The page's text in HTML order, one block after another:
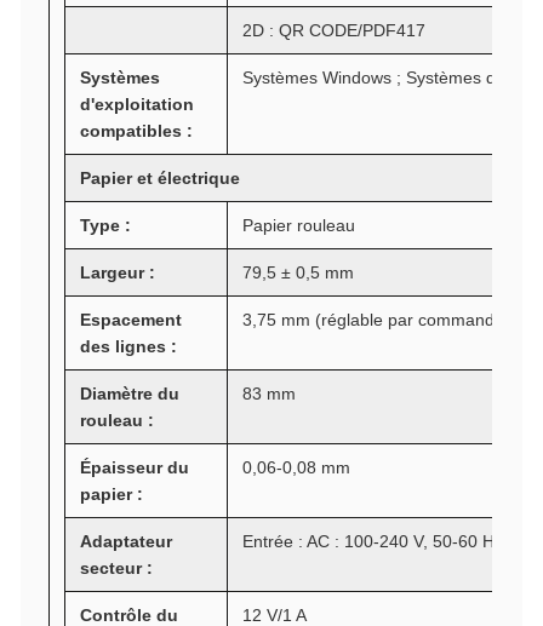
2D : QR CODE/PDF417
Systèmes
d'exploitation
compatibles :
Systèmes Windows ; Systèmes
Papier et électrique
Type : Papier rouleau
Largeur : 79,5 ± 0,5 mm
Espacement
des lignes :
3,75 mm (réglable par commandes)
Diamètre du
rouleau :
83 mm
Épaisseur du
papier :
0,06-0,08 mm
Adaptateur
secteur :
Entrée : AC : 100-240 V, 50-60 Hz
Contrôle du
12 V/1 A